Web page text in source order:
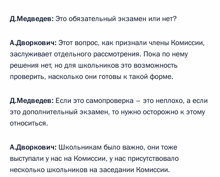
Д.Медведев: Это обязательный экзамен или нет?
А.Дворкович: Этот вопрос, как признали члены Комиссии,
заслуживает отдельного рассмотрения. Пока по нему
решения нет, но для школьников это возможность
проверить, насколько они готовы к такой форме.
Д.Медведев: Если это самопроверка – это неплохо, а если
это дополнительный экзамен, то нужно осторожно к этому
относиться.
А.Дворкович: Школьникам было важно, они тоже
выступали у нас на Комиссии, у нас присутствовало
несколько школьников на заседании Комиссии.